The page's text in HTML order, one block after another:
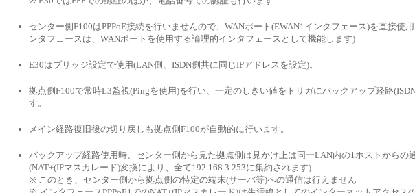
センター側F100はPPPoE接続を行いませんので、WANポート(EWAN1インタフェース)を直接使用
ンタフェースは、WANポートを使用する論理的インタフェースとして機能します)
E30はブリッジ設定で使用(LAN側、ISDN側共に同じIPアドレスを設定)。
拠点側F100で常時L3監視(Pingを使用)を行い、一定のしきい値をトリガにバックアップ経路
す。
メイン経路復旧後の切り戻しも拠点側F100が自動的に行います。
バックアップ経路使用時、センター側から見た拠点側は見かけ上は同一LAN内の1ホストからの
(NAT+(IPマスカレード)変換により、全て192.168.3.253に集約されます)
※ このとき、センター側から拠点側の特定の端末(サーバ等)への通信は行えません